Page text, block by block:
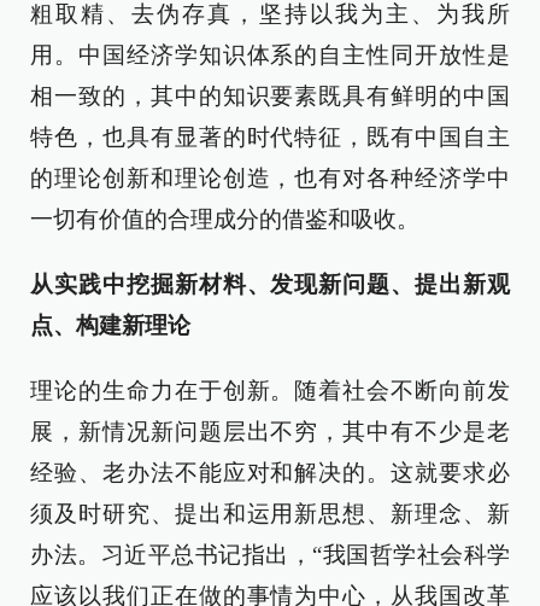
粗取精、去伪存真，坚持以我为主、为我所
用。中国经济学知识体系的自主性同开放性是
相一致的，其中的知识要素既具有鲜明的中国
特色，也具有显著的时代特征，既有中国自主
的理论创新和理论创造，也有对各种经济学中
一切有价值的合理成分的借鉴和吸收。
从实践中挖掘新材料、发现新问题、提出新观
点、构建新理论
理论的生命力在于创新。随着社会不断向前发
展，新情况新问题层出不穷，其中有不少是老
经验、老办法不能应对和解决的。这就要求必
须及时研究、提出和运用新思想、新理念、新
办法。习近平总书记指出，“我国哲学社会科学
应该以我们正在做的事情为中心，从我国改革